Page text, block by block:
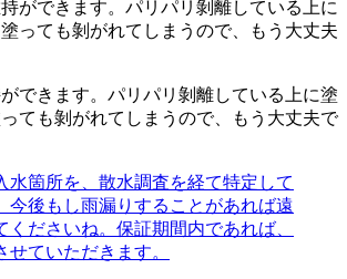
できます。パリパリ剝離している上に塗
ても剝がれてしまうので、もう大丈夫で